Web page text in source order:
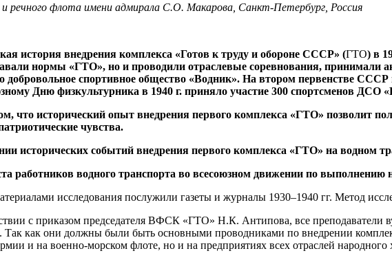
и речного флота имени адмирала С.О. Макарова, Санкт-Петербург, Россия
история внедрения комплекса «Готов к труду и обороне СССР» (ГТО) в
нормы «ГТО», но и проводили отраслевые соревнования, принимали
добровольное спортивное общество «Водник». На втором первенстве
Дню физкультурника в 1940 г. приняло участие 300 спортсменов
что исторический опыт внедрения первого комплекса «ГТО» позволит
чувства.
исторических событий внедрения первого комплекса «ГТО» на водном
работников водного транспорта во всесоюзном движении по
исследования послужили газеты и журналы 1930–1940 гг. Метод
с приказом председателя ВФСК «ГТО» Н.К. Антипова, все преподаватели
Так как они должны были быть основными проводниками по внедрении
и на военно-морском флоте, но и на предприятиях всех отраслей народного